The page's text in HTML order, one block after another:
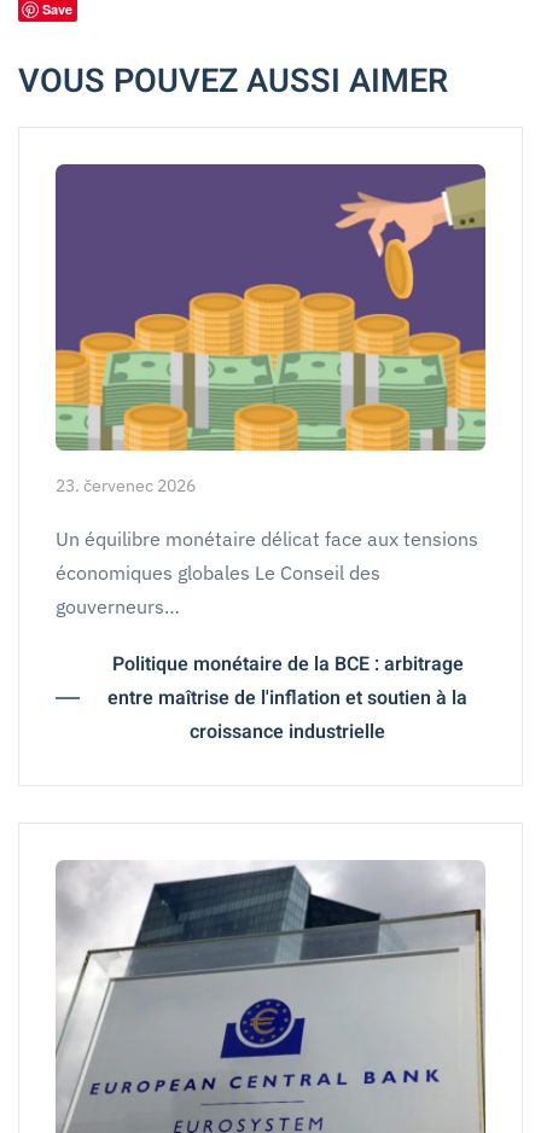
Save
VOUS POUVEZ AUSSI AIMER
23. červenec 2026
Un équilibre monétaire délicat face aux tensions
économiques globales Le Conseil des
gouverneurs…
Politique monétaire de la BCE : arbitrage
entre maîtrise de l'inflation et soutien à la
croissance industrielle